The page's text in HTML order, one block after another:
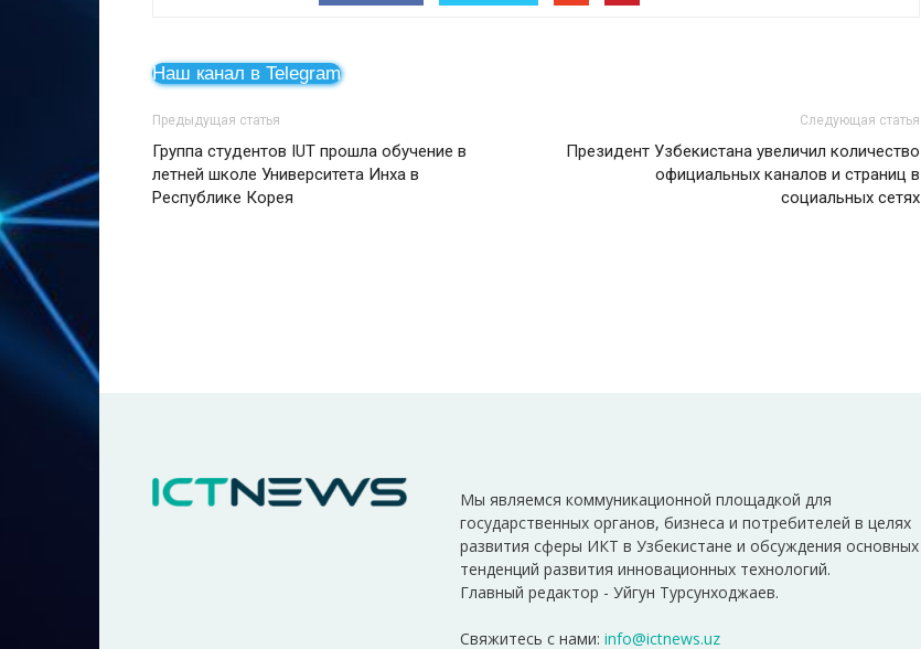
Наш канал в Telegram
Предыдущая статья
Группа студентов IUT прошла обучение в
летней школе Университета Инха в
Республике Корея
Следующая статья
Президент Узбекистана увеличил количество
официальных каналов и страниц в
социальных сетях
Мы являемся коммуникационной площадкой для
государственных органов, бизнеса и потребителей в целях
развития сферы ИКТ в Узбекистане и обсуждения основных
тенденций развития инновационных технологий.
Главный редактор - Уйгун Турсунходжаев.
Свяжитесь с нами: info@ictnews.uz